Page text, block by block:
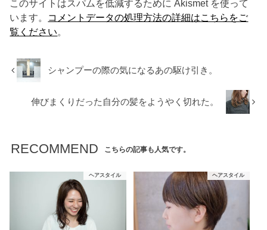
このサイトはスパムを低減するために Akismet を使って
います。 コメントデータの処理方法の詳細はこちらをご
覧ください。
シャンプーの際の気になるあの駆け引き。
伸びまくりだった自分の髪をようやく切れた。
RECOMMEND こちらの記事も人気です。
ヘアスタイル ヘアスタイル